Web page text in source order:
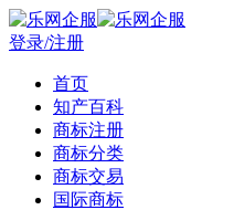
登录/注册
首页
知产百科
商标注册
商标分类
商标交易
国际商标